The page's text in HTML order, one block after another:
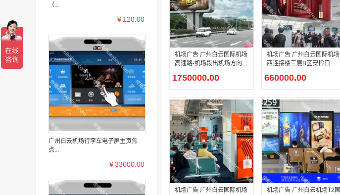
（...
￥120.00
广州白云机场行李车电子屏主页焦
点...
￥33600.00
机场广告 广州白云国际机场
高速路-机场段出机场方向路
1750000.00
机场广告 广州白云国际机场
西连接楼三层B区安检口正
660000.00
机场广告 广州白云国际机场
机场广告 广州白云机场T2国